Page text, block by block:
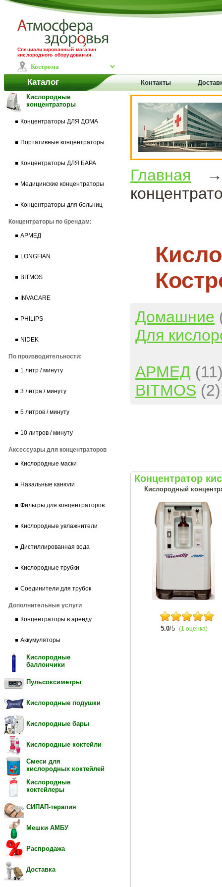
Специализированный магазин
кислородного оборудования
Каталог Контакты
Кислородные
концентраторы
Концентраторы ДЛЯ ДОМА
Портативные концентраторы
Концентраторы ДЛЯ БАРА
Медицинские концентраторы
Концентраторы для больниц
Концентраторы по брендам:
АРМЕД
LONGFIAN
BITMOS
INVACARE
PHILIPS
NIDEK
По производительности:
1 литр / минуту
3 литра / минуту
5 литров / минуту
10 литров / минуту
Аксессуары для концентраторов
Кислородные маски
Назальные канюли
Фильтры для концентраторов
Кислородные увлажнители
Дистиллированная вода
Кислородные трубки
Соединители для трубок
Дополнительные услуги
Концентраторы в аренду
Аккумуляторы
Кислородные
баллончики
Пульсоксиметры
Кислородные подушки
Кислородные бары
Кислородные коктейли
Смеси для
кислородных коктейлей
Кислородные
коктейлеры
СИПАП-терапия
Мешки АМБУ
Распродажа
Доставка
Главная
Домашние
Для
АРМЕД
BITMOS (2)
Концентратор
Кислородный
5.0/5 (1 оценка)